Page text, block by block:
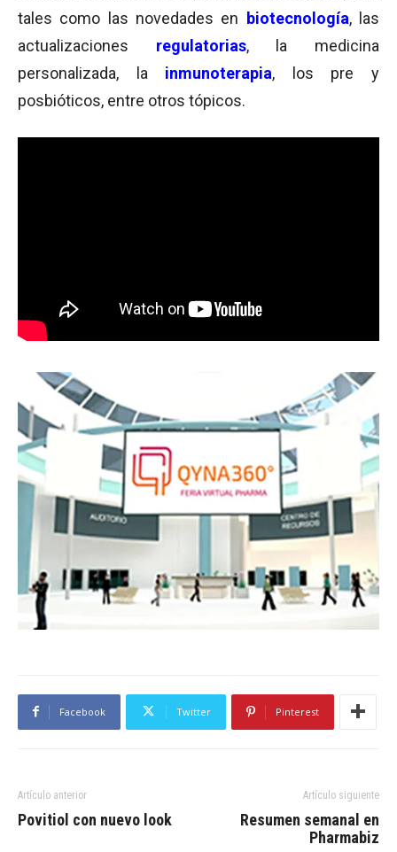
tales como las novedades en
biotecnología, las
actualizaciones regulatorias, la medicina
personalizada, la inmunoterapia, los pre y
posbióticos, entre otros tópicos.
Facebook Twitter Pinterest
Artículo anterior
Povitiol con nuevo look
Artículo siguiente
Resumen semanal en
Pharmabiz